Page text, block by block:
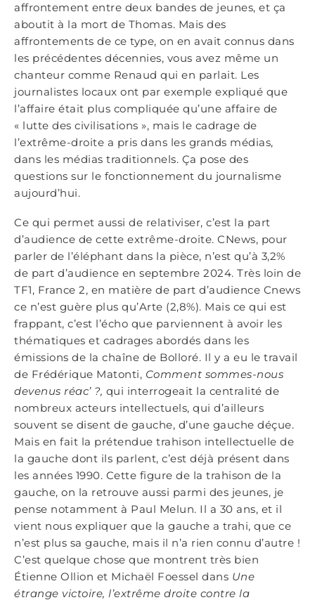
affrontement entre deux bandes de jeunes, et ça
aboutit à la mort de Thomas. Mais des
affrontements de ce type, on en avait connus dans
les précédentes décennies, vous avez même un
chanteur comme Renaud qui en parlait. Les
journalistes locaux ont par exemple expliqué que
l’affaire était plus compliquée qu’une affaire de
« lutte des civilisations », mais le cadrage de
l’extrême-droite a pris dans les grands médias,
dans les médias traditionnels. Ça pose des
questions sur le fonctionnement du journalisme
aujourd’hui.
Ce qui permet aussi de relativiser, c’est la part
d’audience de cette extrême-droite. CNews, pour
parler de l’éléphant dans la pièce, n’est qu’à 3,2%
de part d’audience en septembre 2024. Très loin de
TF1, France 2, en matière de part d’audience Cnews
ce n’est guère plus qu’Arte (2,8%). Mais ce qui est
frappant, c’est l’écho que parviennent à avoir les
thématiques et cadrages abordés dans les
émissions de la chaîne de Bolloré. Il y a eu le travail
de Frédérique Matonti, Comment sommes-nous
devenus réac’ ?, qui interrogeait la centralité de
nombreux acteurs intellectuels, qui d’ailleurs
souvent se disent de gauche, d’une gauche déçue.
Mais en fait la prétendue trahison intellectuelle de
la gauche dont ils parlent, c’est déjà présent dans
les années 1990. Cette figure de la trahison de la
gauche, on la retrouve aussi parmi des jeunes, je
pense notamment à Paul Melun. Il a 30 ans, et il
vient nous expliquer que la gauche a trahi, que ce
n’est plus sa gauche, mais il n’a rien connu d’autre !
C’est quelque chose que montrent très bien
Étienne Ollion et Michaël Foessel dans Une
étrange victoire, l’extrême droite contre la